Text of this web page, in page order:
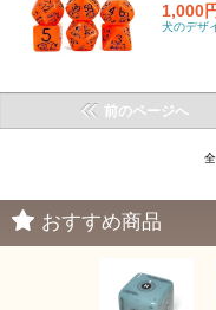
1,000
犬のデザ
前のページへ
おすすめ商品